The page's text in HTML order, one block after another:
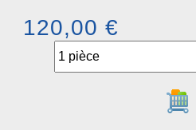
120,00 €